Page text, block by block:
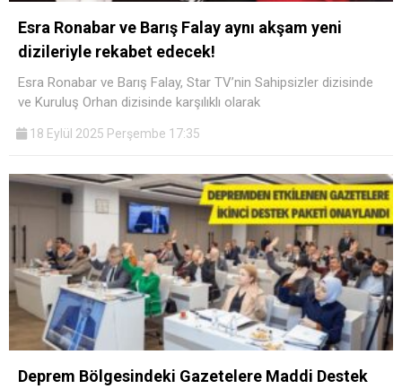
Esra Ronabar ve Barış Falay aynı akşam yeni
dizileriyle rekabet edecek!
Esra Ronabar ve Barış Falay, Star TV’nin Sahipsizler dizisinde
ve Kuruluş Orhan dizisinde karşılıklı olarak
18 Eylül 2025 Perşembe 17:35
Deprem Bölgesindeki Gazetelere Maddi Destek